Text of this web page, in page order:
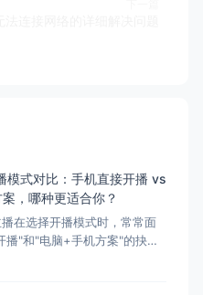
模式对比：手机直接开播 vs
，哪种更适合你？
在选择开播模式时，常常面
播"和"电脑+手机方案"的抉
对比这两种模式的优缺点，